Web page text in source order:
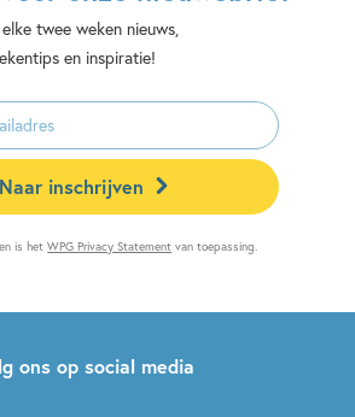
twee weken nieuws,
en inspiratie!
Naar inschrijven
is hetWPG Privacy Statement van toepassing.
ons op social media